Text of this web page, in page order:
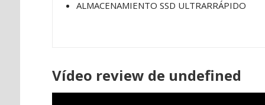
ALMACENAMIENTO SSD ULTRARRÁPIDO
Vídeo review de undefined